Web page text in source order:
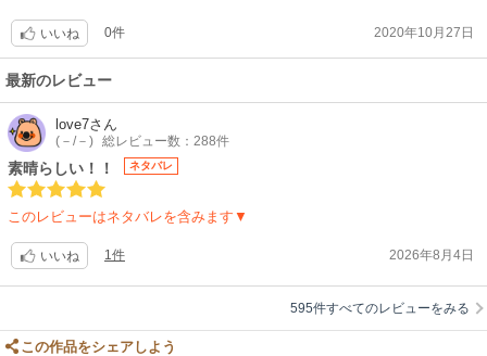
ルのコミカライズに、第二部の予告もあって、まだまだウィリアム達の世
界を楽しめるようなので嬉しいです！最後まで追いかけたいと思います。
魅力的なキャラ達とワクワクするストーリーで、舞台にミュージカルにア
ニメにと、どんどん展開されていったのも頷けます。エンタメとしての魅
力に加え、人間として生きている上で避けては通れない「判断するという
こと」について深く考えさせられます。しっかり向き合えば、二元性を超
えた世界を垣間見ることができるかもしれません。多くの方に読んでもら
いたい、素晴らしい作品だと思います。
いいね 0件 2020年10月27日
最新のレビュー
love7さん
(－/－) 総レビュー数：288件
素晴らしい！！ ネタバレ
このレビューはネタバレを含みます▼
いいね 1件 2026年8月4日
595件すべてのレビューをみる
この作品をシェアしよう